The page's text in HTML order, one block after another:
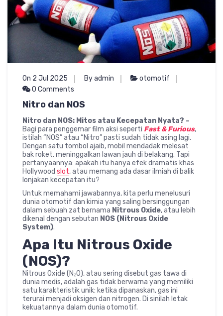
On 2 Jul 2025 By admin
otomotif
0 Comments
Nitro dan NOS
Nitro dan NOS: Mitos atau Kecepatan Nyata? –
Bagi para penggemar film aksi seperti Fast & Furious,
istilah “NOS” atau “Nitro” pasti sudah tidak asing lagi.
Dengan satu tombol ajaib, mobil mendadak melesat
bak roket, meninggalkan lawan jauh di belakang. Tapi
pertanyaannya: apakah itu hanya efek dramatis khas
Hollywood slot, atau memang ada dasar ilmiah di balik
lonjakan kecepatan itu?
Untuk memahami jawabannya, kita perlu menelusuri
dunia otomotif dan kimia yang saling bersinggungan
dalam sebuah zat bernama Nitrous Oxide, atau lebih
dikenal dengan sebutan NOS (Nitrous Oxide
System).
Apa Itu Nitrous Oxide
(NOS)?
Nitrous Oxide (N₂O), atau sering disebut gas tawa di
dunia medis, adalah gas tidak berwarna yang memiliki
satu karakteristik unik: ketika dipanaskan, gas ini
terurai menjadi oksigen dan nitrogen. Di sinilah letak
kekuatannya dalam dunia otomotif.